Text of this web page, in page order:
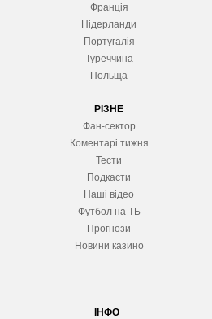
Франція
Нідерланди
Португалія
Туреччина
Польща
РІЗНЕ
Фан-сектор
Коментарі тижня
Тести
Подкасти
Наші відео
Футбол на ТБ
Прогнози
Новини казино
ІНФО